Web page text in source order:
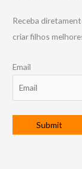
Receba
criar filhos
Email